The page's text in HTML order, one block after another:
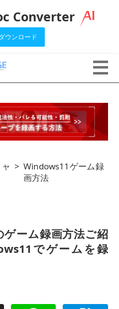
Converter
ウンロード
> Windows11ゲーム録
画方法
ーム録画方法ご紹
でゲームを録